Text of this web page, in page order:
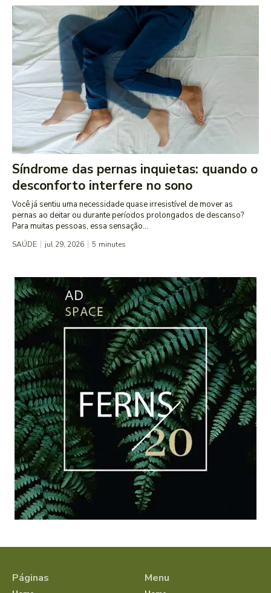
Síndrome das pernas inquietas: quando o
desconforto interfere no sono
Você já sentiu uma necessidade quase irresistível de mover as
pernas ao deitar ou durante períodos prolongados de descanso?
Para muitas pessoas, essa sensação...
SAÚDE jul 29, 2026 5 minutes
Páginas Menu